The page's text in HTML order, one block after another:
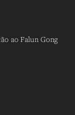
ao Falun Gong